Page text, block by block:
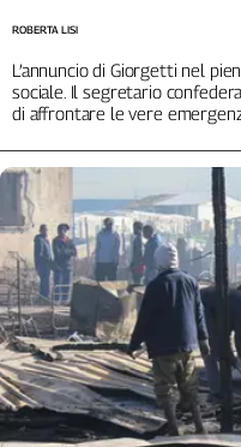
L’annuncio di Giorgetti nel
sociale. Il segretario
di affrontare le vere
ROBERTA LISI